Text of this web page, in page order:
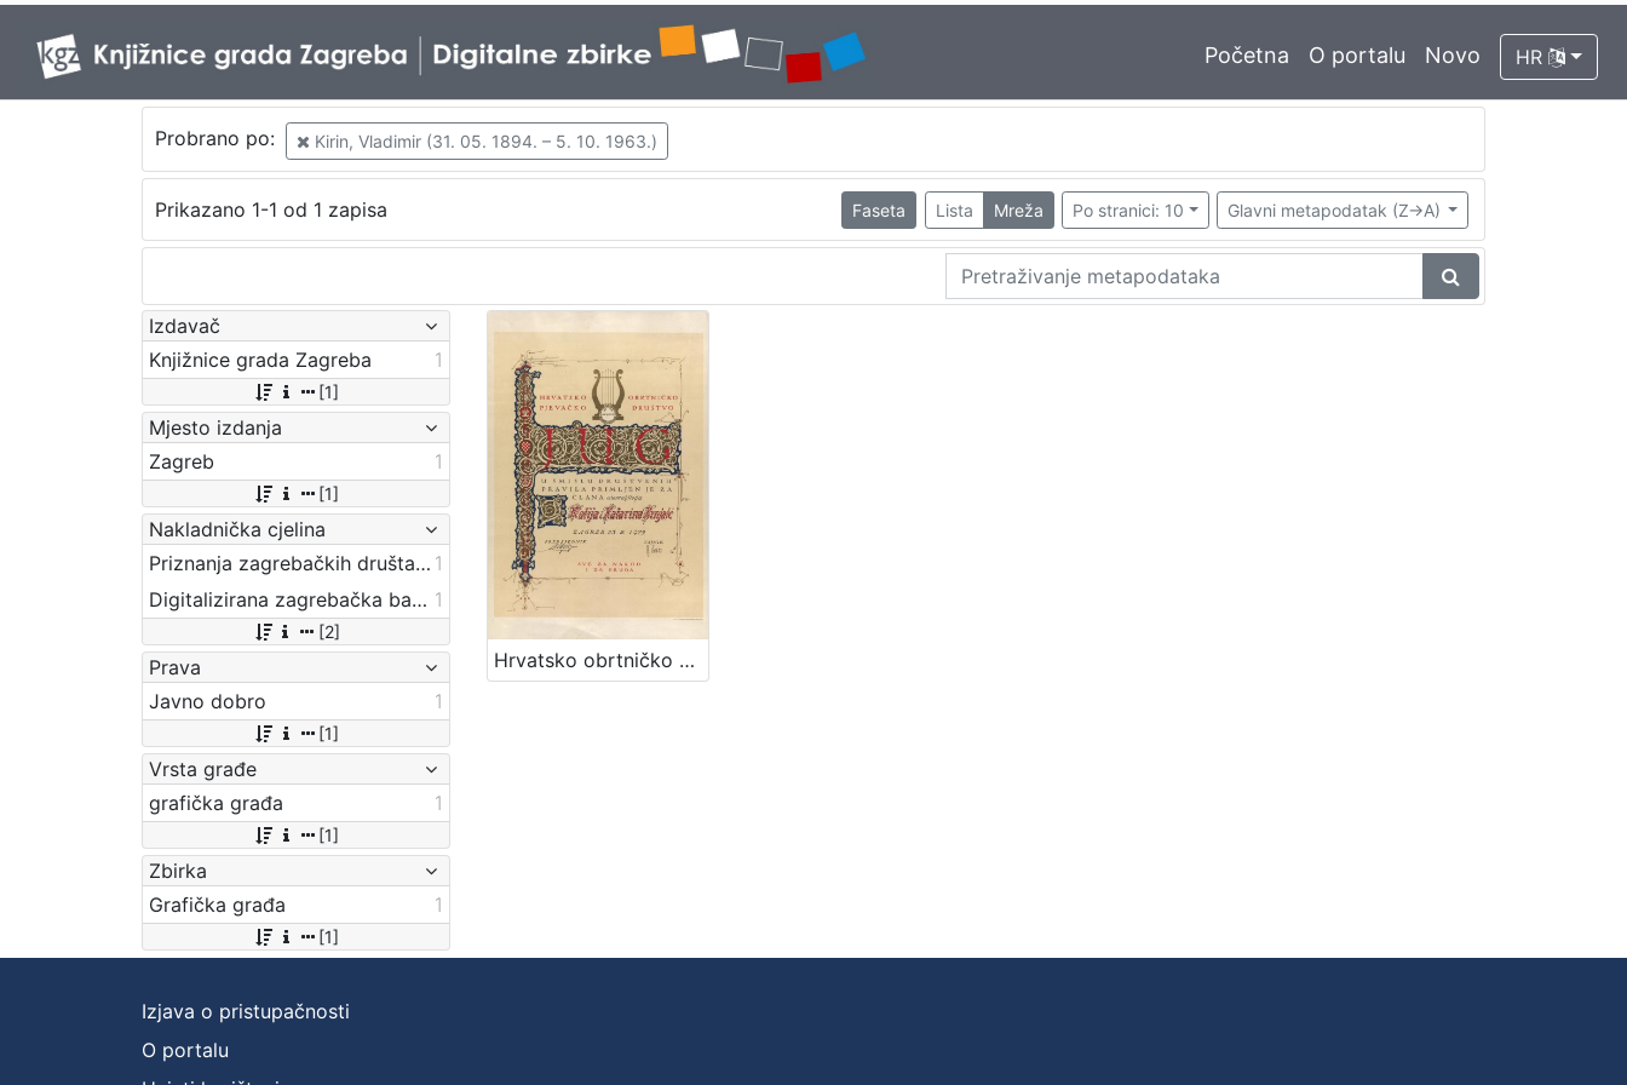
Početna O portalu Novo HR
Probrano po: Kirin, Vladimir (31. 05. 1894. – 5. 10. 1963.)
Prikazano 1-1 od 1 zapisa Faseta Lista Mreža Po stranici: 10 Glavni metapodatak (Z->A)
Izdavač
Knjižnice grada Zagreba
1
[1]
Mjesto izdanja
Zagreb
1
[1]
Nakladnička cjelina
Priznanja zagrebačkih društava 1
Digitalizirana zagrebačka baština 1
[2]
Prava
Javno dobro
1
[1]
Vrsta građe
grafička građa
1
[1]
Zbirka
Grafička građa
1
[1]
Hrvatsko obrtničko pjevačko društvo Jug : [povelja] / [ilustrator] V. Kirin
Izjava o pristupačnosti
O portalu